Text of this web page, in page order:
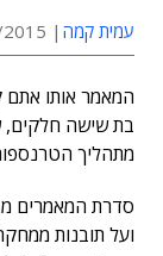
עמית קמה 16:58
המאמר אותו
בת שישה חלקים,
מתהליך
סדרת המאמרים
ועל תובנות